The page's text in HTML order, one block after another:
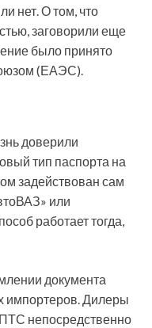
нет. О том, что
заговорили еще
было принято
(ЕАЭС).
доверили
тип паспорта на
задействован сам
или
работает тогда,
документа
импортеров. Дилеры
непосредственно